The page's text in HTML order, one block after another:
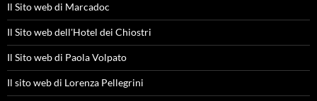
Il Sito web di Marcadoc
Il Sito web dell'Hotel dei Chiostri
Il Sito web di Paola Volpato
Il sito web di Lorenza Pellegrini